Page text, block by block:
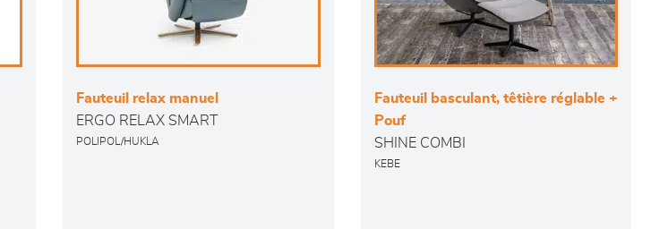
Fauteuil relax manuel
ERGO RELAX SMART
POLIPOL/HUKLA
Fauteuil basculant, têtière réglable +
Pouf
SHINE COMBI
KEBE